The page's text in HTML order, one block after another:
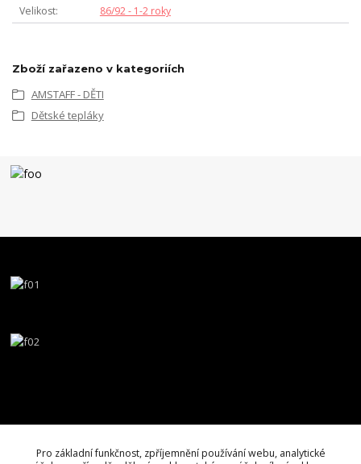
Velikost 86/92 - 1-2 roky
Zboží zařazeno v kategoriích
AMSTAFF - DĚTI
Dětské tepláky
Pro základní funkčnost, zpříjemnění používání webu, analytické